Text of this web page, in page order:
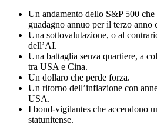
Un andamento dello S&P 500
guadagno annuo per il terzo anno
Una sottovalutazione, o al
dell’AI.
Una battaglia senza quartiere, a
tra USA e Cina.
Un dollaro che perde forza.
Un ritorno dell’inflazione con
USA.
I bond-vigilantes che accendono
statunitense.